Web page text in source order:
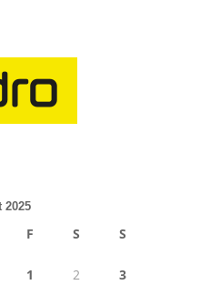
2025
F S S
1 2 3